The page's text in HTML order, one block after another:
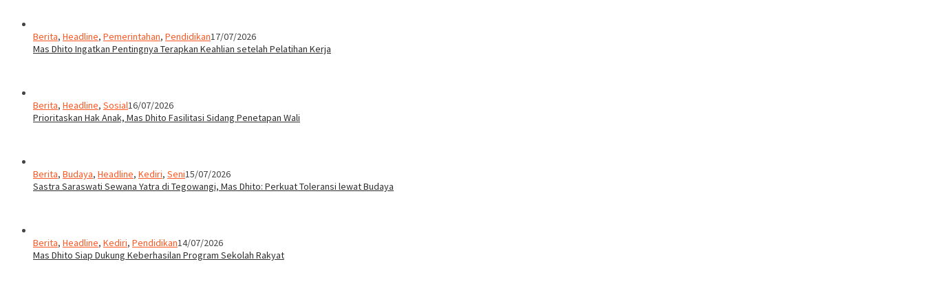
Berita, Headline, Pemerintahan, Pendidikan17/07/2026
Mas Dhito Ingatkan Pentingnya Terapkan Keahlian setelah Pelatihan Kerja
Berita, Headline, Sosial16/07/2026
Prioritaskan Hak Anak, Mas Dhito Fasilitasi Sidang Penetapan Wali
Berita, Budaya, Headline, Kediri, Seni15/07/2026
Sastra Saraswati Sewana Yatra di Tegowangi, Mas Dhito: Perkuat Toleransi lewat Budaya
Berita, Headline, Kediri, Pendidikan14/07/2026
Mas Dhito Siap Dukung Keberhasilan Program Sekolah Rakyat